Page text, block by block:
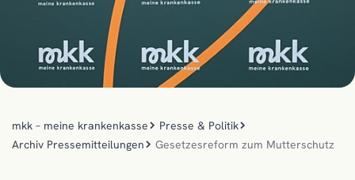
mkk – meine krankenkasse
Presse & Politik
Archiv Pressemitteilungen
Gesetzesreform zum Mutterschutz